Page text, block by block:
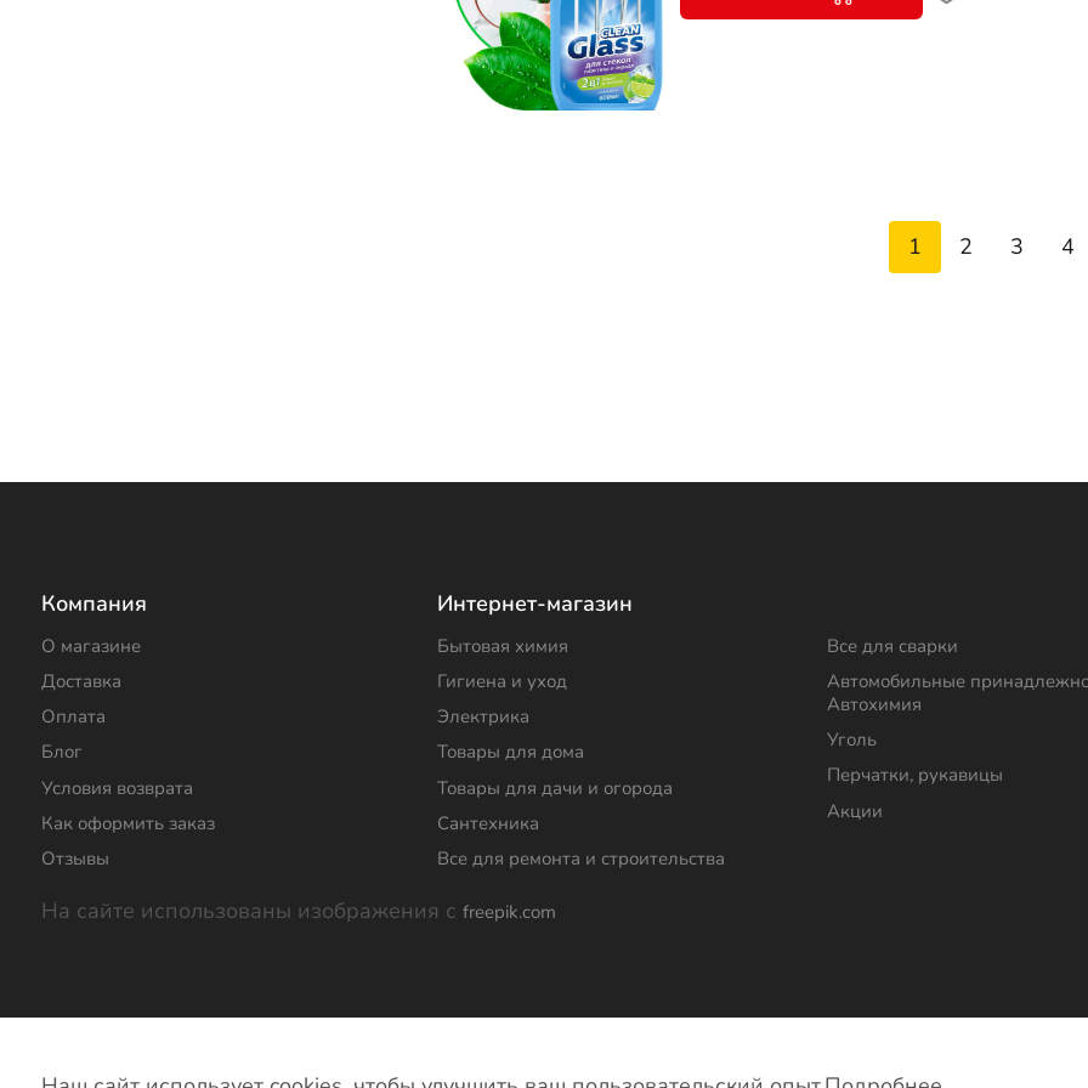
1 2 3 4
Компания
О магазине
Доставка
Оплата
Блог
Условия возврата
Как оформить заказ
Отзывы
Интернет-магазин
Бытовая химия
Гигиена и уход
Электрика
Товары для дома
Товары для дачи и огорода
Сантехника
Все для ремонта и строительства
Все для сварки
Автомобильные
Автохимия
Уголь
Перчатки, рукавицы
Акции
На сайте использованы изображения сfreepik.com